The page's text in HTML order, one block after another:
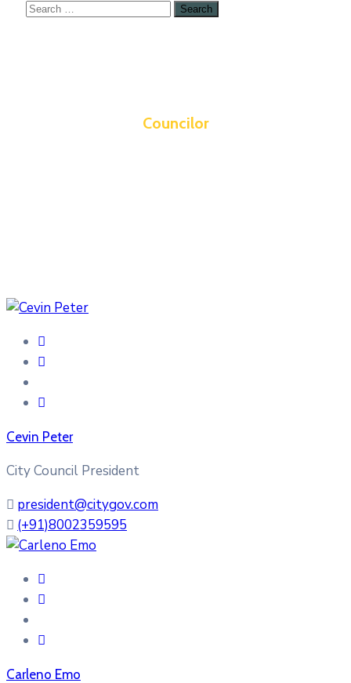
Councilor
Cevin Peter
City Council President
president@citygov.com
(+91)8002359595
Carleno Emo